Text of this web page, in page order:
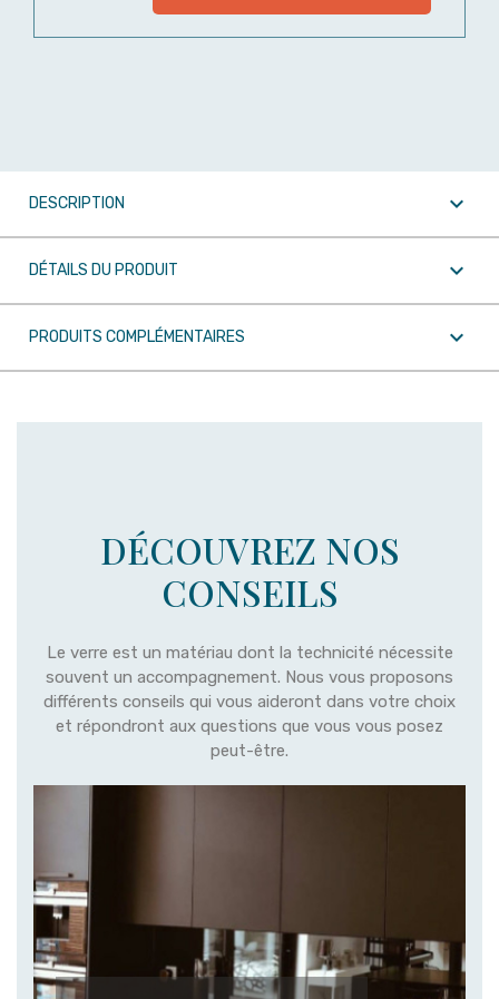
DESCRIPTION 
DÉTAILS DU PRODUIT 
PRODUITS COMPLÉMENTAIRES 
DÉCOUVREZ NOS
CONSEILS
Le verre est un matériau dont la technicité nécessite
souvent un accompagnement. Nous vous proposons
différents conseils qui vous aideront dans votre choix
et répondront aux questions que vous vous posez
peut-être.
# Différents types de verres et leurs